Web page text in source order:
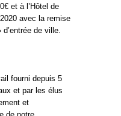
et à l’Hôtel de
avec la remise
de ville.
fourni depuis 5
et par les élus
et